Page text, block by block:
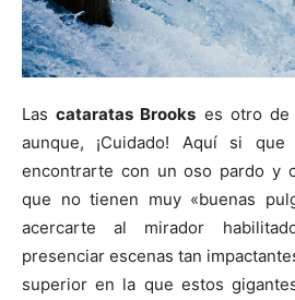
Lascataratas Brooks es otro de
aunque, ¡Cuidado! Aquí si
encontrarte con un oso pardo y
que no tienen muy «buenas
acercarte al mirador
presenciar escenas tan
superior en la que estos